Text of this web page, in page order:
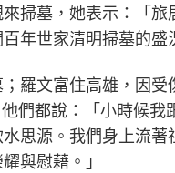
掃墓，她表示：「旅
年世家清明掃墓的盛
羅文富住高雄，因受
們都說：「小時候我
思源。我們身上流著
與慰藉。」